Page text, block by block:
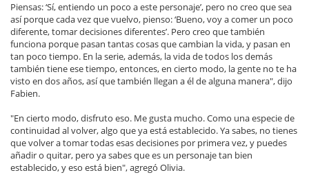
Piensas: ‘Sí, entiendo un poco a este personaje’, pero no creo que sea
así porque cada vez que vuelvo, pienso: ‘Bueno, voy a comer un poco
diferente, tomar decisiones diferentes’. Pero creo que también
funciona porque pasan tantas cosas que cambian la vida, y pasan en
tan poco tiempo. En la serie, además, la vida de todos los demás
también tiene ese tiempo, entonces, en cierto modo, la gente no te ha
visto en dos años, así que también llegan a él de alguna manera", dijo
Fabien.
"En cierto modo, disfruto eso. Me gusta mucho. Como una especie de
continuidad al volver, algo que ya está establecido. Ya sabes, no tienes
que volver a tomar todas esas decisiones por primera vez, y puedes
añadir o quitar, pero ya sabes que es un personaje tan bien
establecido, y eso está bien", agregó Olivia.